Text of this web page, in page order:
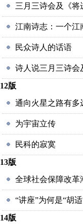
三月三诗会及《将
江南诗志：一个江
民众诗人的话语
诗人说三月三诗会
12版
通向火星之路有多
为宇宙立传
民科的寂寞
13版
全球社会保障改革
“讲座”为何是“胡
14版